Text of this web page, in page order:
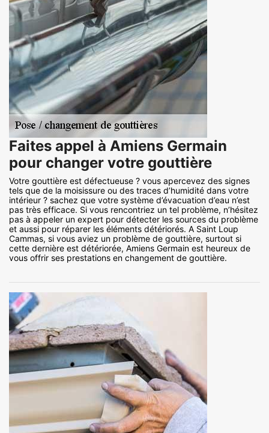
Faites appel à Amiens Germain
pour changer votre gouttière
Votre gouttière est défectueuse ? vous apercevez des signes
tels que de la moisissure ou des traces d’humidité dans votre
intérieur ? sachez que votre système d’évacuation d’eau n’est
pas très efficace. Si vous rencontriez un tel problème, n’hésitez
pas à appeler un expert pour détecter les sources du problème
et aussi pour réparer les éléments détériorés. A Saint Loup
Cammas, si vous aviez un problème de gouttière, surtout si
cette dernière est détériorée, Amiens Germain est heureux de
vous offrir ses prestations en changement de gouttière.